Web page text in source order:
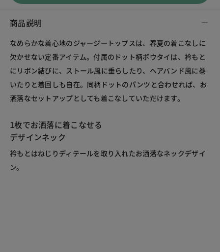
商品説明
なめらかな着心地のジャージートップスは、春夏の着こなしに
欠かせない定番アイテム。付属のドット柄ボウタイは、衿もと
にリボン結びに、ストール風に垂らしたり、ヘアバンド風に巻
いたりと着回しも自在。同柄ドットのパンツと合わせれば、お
洒落なセットアップとしても着こなしていただけます。
1枚でお洒落に着こなせる
衿もとはねじりディテールを取り入れたお洒落なネックデザイ
ン。